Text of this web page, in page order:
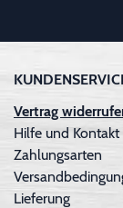
Vertrag
Hilfe und Kontakt
Zahlungsarten
Lieferung